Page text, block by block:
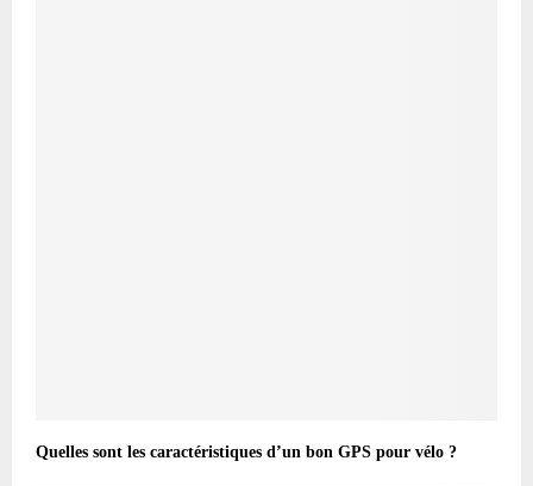
Quelles sont les caractéristiques d’un bon GPS pour vélo ?